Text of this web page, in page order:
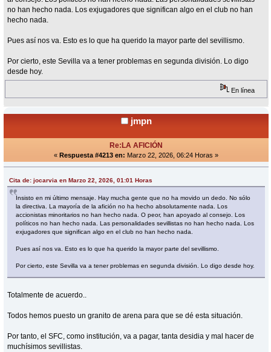
no han hecho nada. Los exjugadores que significan algo en el club no han
hecho nada.
Pues así nos va. Esto es lo que ha querido la mayor parte del sevillismo.
Por cierto, este Sevilla va a tener problemas en segunda división. Lo digo
desde hoy.
En línea
jmpn
Re:LA AFICIÓN
« Respuesta #4213 en: Marzo 22, 2026, 06:24 Horas »
Cita de: jocarvia en Marzo 22, 2026, 01:01 Horas
Insisto en mi último mensaje. Hay mucha gente que no ha movido un dedo. No sólo
la directiva. La mayoría de la afición no ha hecho absolutamente nada. Los
accionistas minoritarios no han hecho nada. O peor, han apoyado al consejo. Los
políticos no han hecho nada. Las personalidades sevillistas no han hecho nada. Los
exjugadores que significan algo en el club no han hecho nada.
Pues así nos va. Esto es lo que ha querido la mayor parte del sevillismo.
Por cierto, este Sevilla va a tener problemas en segunda división. Lo digo desde hoy.
Totalmente de acuerdo..
Todos hemos puesto un granito de arena para que se dé esta situación.
Por tanto, el SFC, como institución, va a pagar, tanta desidia y mal hacer de
muchísimos sevillistas.